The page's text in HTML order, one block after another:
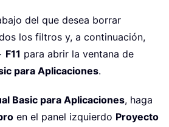
del que desea borrar
los filtros y, a continuación,
F11 para abrir la ventana de
para Aplicaciones.
Basic para Aplicaciones, haga
en el panel izquierdo Proyecto